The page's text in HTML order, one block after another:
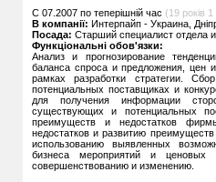
C 07.2007 по теперішній час (19 років 1
В компанії: Интерпайп - Украина,
Посада: Старший специалист отдела
Функціональні обов'язки:
Анализ и прогнозирование
баланса спроса и предложения, цен
рамках разработки стратегии.
потенциальных поставщиках и
для получения информации
существующих и потенциальных
преимуществ и недостатков
недостатков и развитию
использованию выявленных
бизнеса мероприятий и ценовых
совершенствованию и изменению.